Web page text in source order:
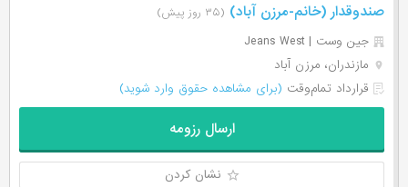
صندوقدار (خانم-مرزن آباد) (۳۵ روز پیش)
جین وست | Jeans West
مازندران، مرزن آباد
قرارداد تمام‌وقت (برای مشاهده حقوق وارد شوید)
ارسال رزومه
نشان کردن